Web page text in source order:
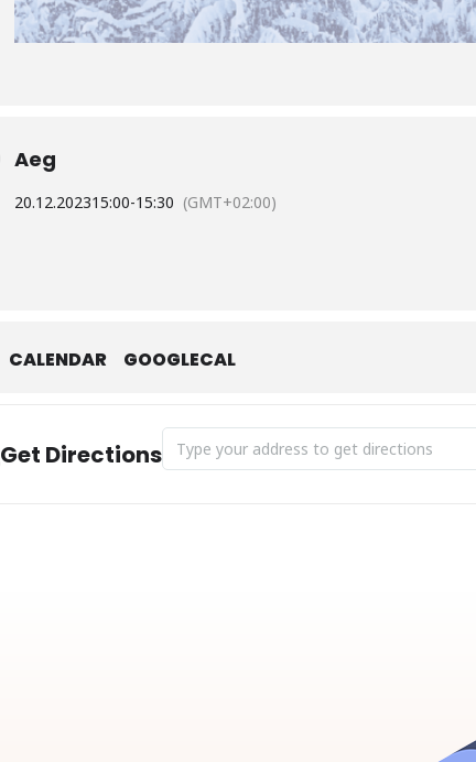
Aeg
20.12.202315:00-15:30 (GMT+02:00)
CALENDAR GOOGLECAL
Get Directions Address - Viimsi Teaduskooli jõuluaktus